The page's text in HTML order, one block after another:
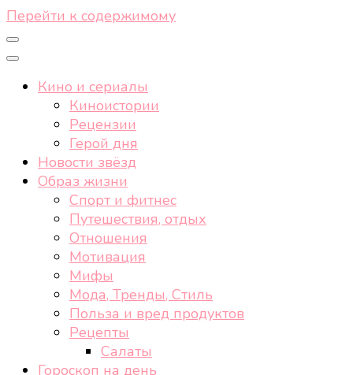
Перейти к содержимому
Кино и сериалы
Киноистории
Рецензии
Герой дня
Новости звёзд
Образ жизни
Спорт и фитнес
Путешествия, отдых
Отношения
Мотивация
Мифы
Мода, Тренды, Стиль
Польза и вред продуктов
Рецепты
Салаты
Гороскоп на день